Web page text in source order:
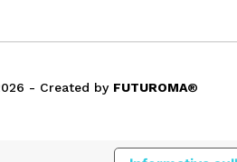
- Created by FUTUROMA®